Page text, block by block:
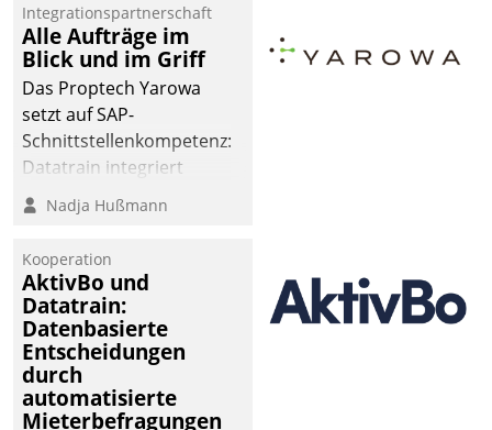
Integrationspartnerschaft
Alle Aufträge im
Blick und im Griff
Das Proptech Yarowa
setzt auf SAP-
Schnittstellenkompetenz:
Datatrain integriert
Yarowas Portal zur
Vergabe und Verwaltung
operativen
Instandhaltung in die
SAP-Systemlandschaft
deutscher
Wohnungsunternehmen
– und beschleunigt damit
Nadja Hußmann
Kooperation
AktivBo und
Datatrain:
Datenbasierte
Entscheidungen
durch
automatisierte
Mieterbefragungen